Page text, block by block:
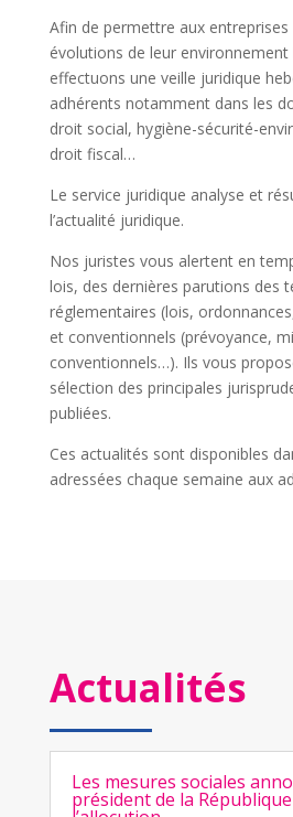
Afin de permettre aux entreprises
évolutions de leur
effectuons une veille juridique
adhérents notamment dans les
droit social, hygiène-sécurité-
droit fiscal…
Le service juridique analyse et
l’actualité juridique.
Nos juristes vous alertent en
lois, des dernières parutions des
réglementaires (lois,
et conventionnels (prévoyance,
conventionnels…). Ils vous
sélection des principales
publiées.
Ces actualités sont disponibles
adressées chaque semaine aux
Actualités
Les mesures sociales
président de la